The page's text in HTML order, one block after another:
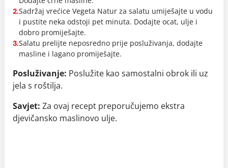
2.Sadržaj vrećice Vegeta Natur za salatu umiješajte u vodu
i pustite neka odstoji pet minuta. Dodajte ocat, ulje i
dobro promiješajte.
3.Salatu prelijte neposredno prije posluživanja, dodajte
masline i lagano promiješajte.
Posluživanje: Poslužite kao samostalni obrok ili uz
jela s roštilja.
Savjet: Za ovaj recept preporučujemo ekstra
djevičansko maslinovo ulje.